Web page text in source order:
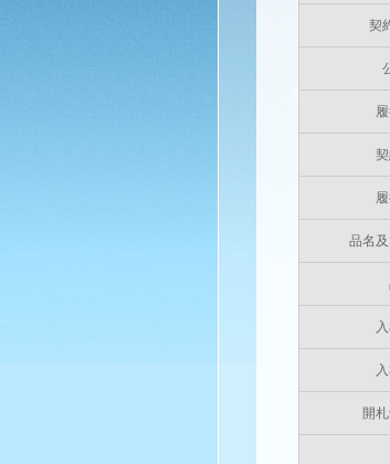
契
品名
開